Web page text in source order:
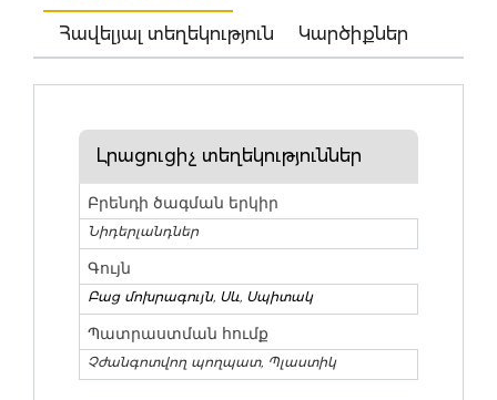
Հավելյալ տեղեկություն Կարծիքներ
Լրացուցիչ տեղեկություններ
Բրենդի ծագման երկիր
Նիդերլանդներ
Գույն
Բաց մոխրագույն, Սև, Սպիտակ
Պատրաստման հումք
Չժանգոտվող պողպատ, Պլաստիկ